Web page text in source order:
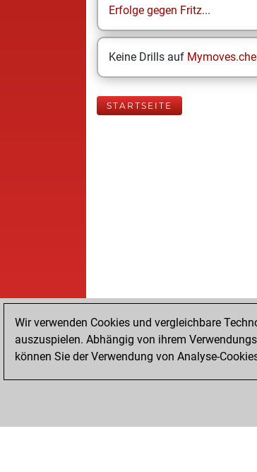
Erfolge gegen Fritz...
Keine Drills auf
STARTSEITE
Wir verwenden Cookies und vergleichbare
auszuspielen. Abhängig von ihrem
können Sie der Verwendung von Analyse-